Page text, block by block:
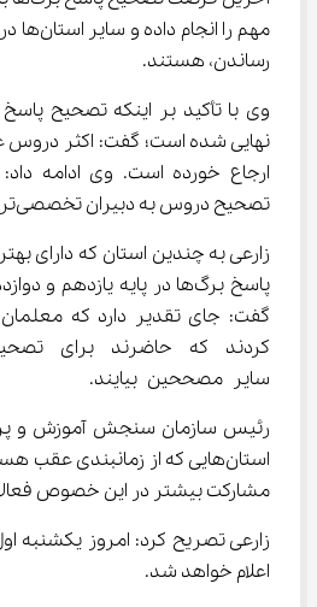
مهم را
رساندن، هستند.
نهایی شده است؛ گفت: اکثر
ارجاع خورده است. وی ادامه داد:
تصحیح دروس به دبیران تخصصی‌تر سپرده شود.
زارعی به چندین استان که دارای
پاسخ برگ‌ها در پایه یازدهم و
گفت: جای تقدیر دارد که معلمان
کردند که حاضرند برای
سایر مصححین بیایند.
رئیس سازمان سنجش آموزش و
استان‌هایی که از زمانبندی
مشارکت بیشتر در این خصوص فعالانه‌تر ورود
زارعی تصریح کرد: امروز یکشنبه
اعلام خواهد شد.